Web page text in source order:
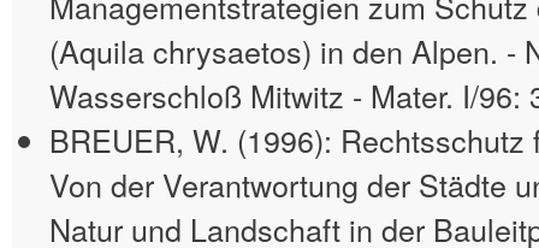
(Aquila chrysaetos) in den Alpen. -
Wasserschloß Mitwitz - Mater. I/96:
BREUER, W. (1996): Rechtsschutz
Von der Verantwortung der Städte
Natur und Landschaft in der